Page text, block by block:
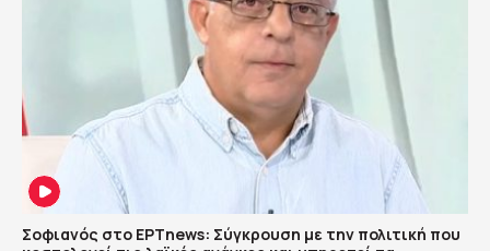
Σοφιανός στο ΕΡΤnews: Σύγκρουση με την πολιτική που